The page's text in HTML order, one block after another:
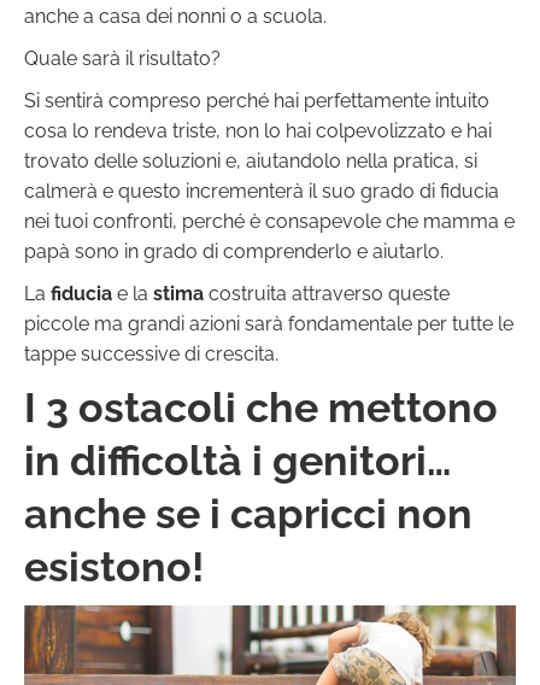
anche a casa dei nonni o a scuola.
Quale sarà il risultato?
Si sentirà compreso perché hai perfettamente intuito
cosa lo rendeva triste, non lo hai colpevolizzato e hai
trovato delle soluzioni e, aiutandolo nella pratica, si
calmerà e questo incrementerà il suo grado di fiducia
nei tuoi confronti, perché è consapevole che mamma e
papà sono in grado di comprenderlo e aiutarlo.
La fiducia e la stima costruita attraverso queste
piccole ma grandi azioni sarà fondamentale per tutte le
tappe successive di crescita.
I 3 ostacoli che mettono
in difficoltà i genitori…
anche se i capricci non
esistono!